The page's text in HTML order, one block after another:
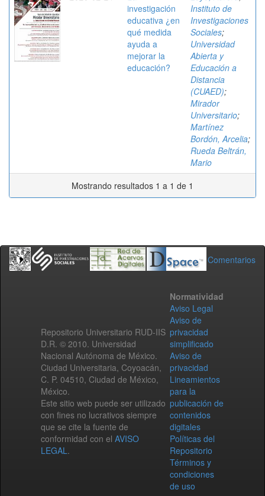
investigación
educativa ¿en
qué medida
ayuda a
mejorar la
educación?
Instituto de
Investigaciones
Sociales;
Universidad
Abierta y
Educación a
Distancia
(CUAED);
Mirador
Universitario;
Martínez
Bordón, Arcelia;
Rueda Beltrán,
Mario
Mostrando resultados 1 a 1 de 1
Comentarios
Repositorio Universitario RUD-IIS
D.R. © 2010. Universidad
Nacional Autónoma de México.
Ciudad Universitaria, Coyoacán,
C. P. 04510, Ciudad de México,
México.
Este sitio web puede ser utilizado
con fines no lucrativos siempre
que se cite la fuente de
conformidad con el AVISO
LEGAL.
Normatividad
Aviso Legal
Aviso de
privacidad
simplificado
Aviso de
privacidad
Lineamientos
para la
publicación de
contenidos
digitales
Políticas del
Repositorio
Términos y
condiciones
de uso